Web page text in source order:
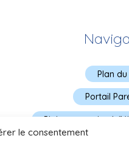
le consentement
Plan
Portail
Plainte – service à